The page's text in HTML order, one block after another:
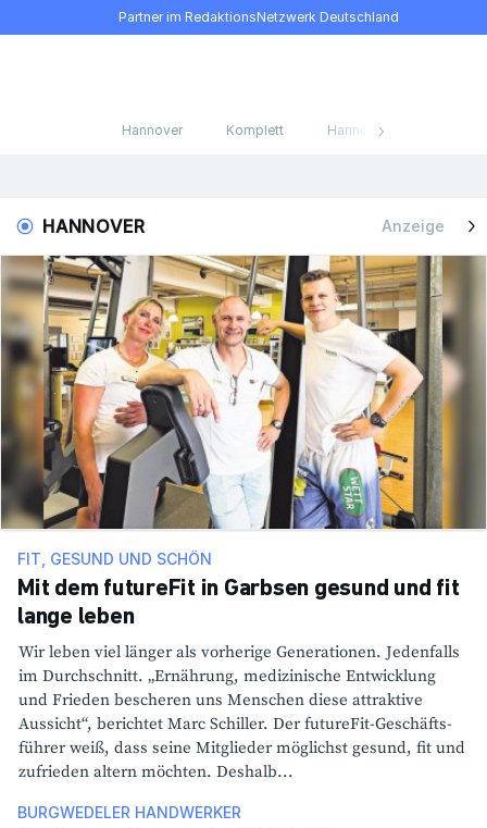
Partner im RedaktionsNetzwerk Deutschland
Hannover Komplett Hannover Stadt Nord
HANNOVER Anzeige
FIT, GESUND UND SCHÖN
Mit dem futureFit in Garbsen gesund und fit
lange leben
Wir leben viel länger als vorhe­rige Gene­ra­tionen. Jeden­falls
im Durch­schnitt. „Ernäh­rung, medi­zi­ni­sche Entwick­lung
und Frieden bescheren uns Menschen diese attrak­tive
Aussicht“, berichtet Marc Schiller. Der futureFit-Geschäfts­
führer weiß, dass seine Mitglieder möglichst gesund, fit und
zufrieden altern möchten. Deshalb...
BURGWEDELER HANDWERKER